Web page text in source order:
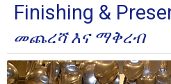
Finishing &
መጨረሻ እና ማቅረብ